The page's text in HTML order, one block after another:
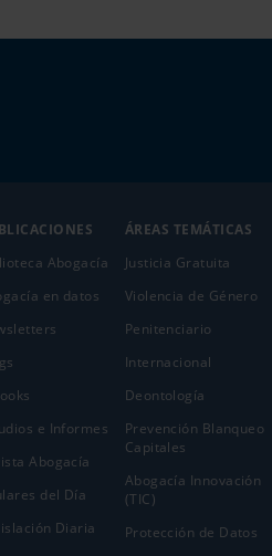
Abogacía
en datos
e Informes
Abogacía
del Día
Diaria
ÁREAS TEMÁTICAS
Justicia Gratuita
Violencia de Género
Penitenciario
Internacional
Deontología
Prevención Blanqueo
Capitales
Abogacía Innovación
(TIC)
Protección de Datos